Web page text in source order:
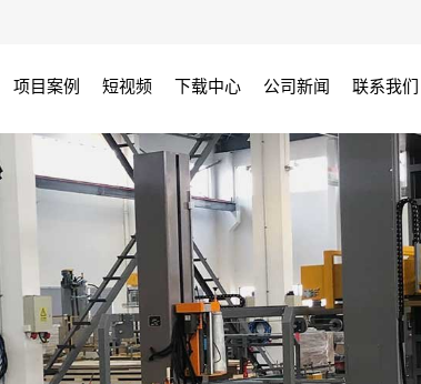
项目案例 短视频 下载中心 公司新闻 联系我们